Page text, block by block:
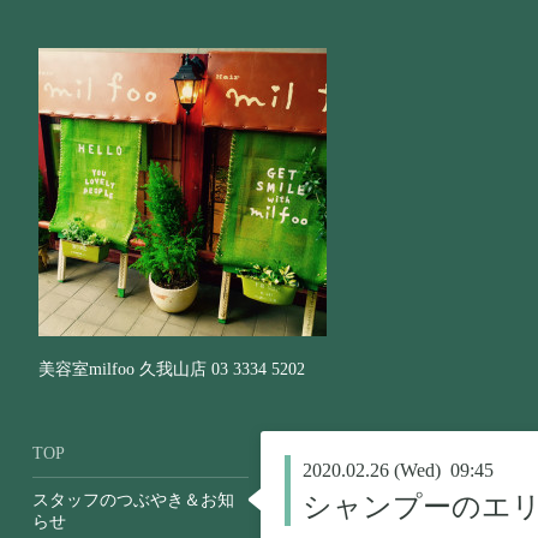
美容室milfoo 久我山店 03 3334 5202
2020.02.26 (Wed) 09:45
シャンプーのエ
TOP
スタッフのつぶやき＆お知
らせ